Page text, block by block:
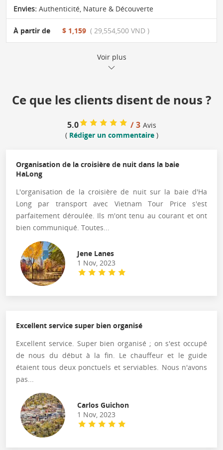
Envies: Authenticité, Nature & Découverte
À partir de $ 1,159 ( 29,554,500 VND )
Voir plus
Ce que les clients disent de nous ?
5.0 / 3 Avis
( Rédiger un commentaire)
Organisation de la croisière de nuit dans la baie
HaLong
L'organisation de la croisière de nuit sur la baie d'Ha
Long par transport avec Vietnam Tour Price s'est
parfaitement déroulée. Ils m'ont tenu au courant et ont
bien communiqué. Toutes...
Jene Lanes
1 Nov, 2023
Excellent service super bien organisé
Excellent service. Super bien organisé ; on s'est occupé
de nous du début à la fin. Le chauffeur et le guide
étaient tous deux ponctuels et serviables. Nous n'avons
pas...
Carlos Guichon
1 Nov, 2023